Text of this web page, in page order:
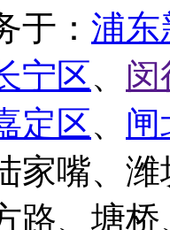
于： 浦东
宁区、 闵
定区、 闸
家嘴、
路、塘